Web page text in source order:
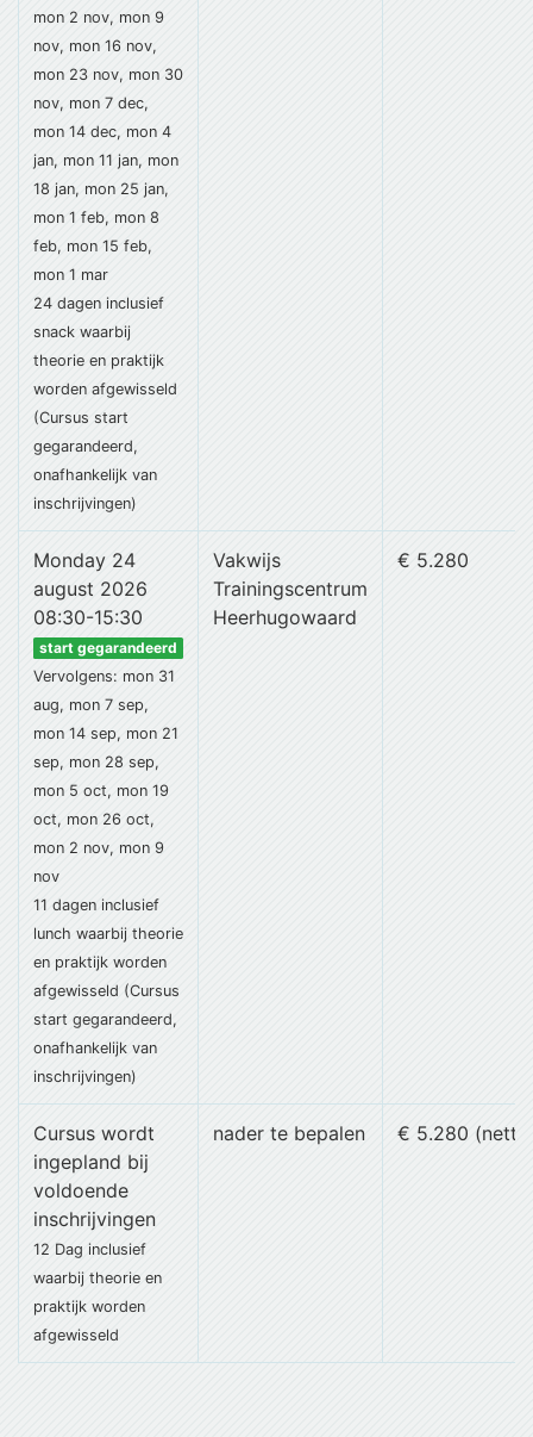
mon 2 nov, mon 9
nov, mon 16 nov,
mon 23 nov, mon 30
nov, mon 7 dec,
mon 14 dec, mon 4
jan, mon 11 jan, mon
18 jan, mon 25 jan,
mon 1 feb, mon 8
feb, mon 15 feb,
mon 1 mar
24 dagen inclusief
snack waarbij
theorie en praktijk
worden afgewisseld
(Cursus start
gegarandeerd,
onafhankelijk van
inschrijvingen)
Monday 24
august 2026
08:30-15:30
start gegarandeerd
Vervolgens: mon 31
aug, mon 7 sep,
mon 14 sep, mon 21
sep, mon 28 sep,
mon 5 oct, mon 19
oct, mon 26 oct,
mon 2 nov, mon 9
nov
11 dagen inclusief
lunch waarbij theorie
en praktijk worden
afgewisseld (Cursus
start gegarandeerd,
onafhankelijk van
inschrijvingen)
Vakwijs
Trainingscentrum
Heerhugowaard
€ 5.280
Cursus wordt
ingepland bij
voldoende
inschrijvingen
12 Dag inclusief
waarbij theorie en
praktijk worden
afgewisseld
nader te bepalen € 5.280